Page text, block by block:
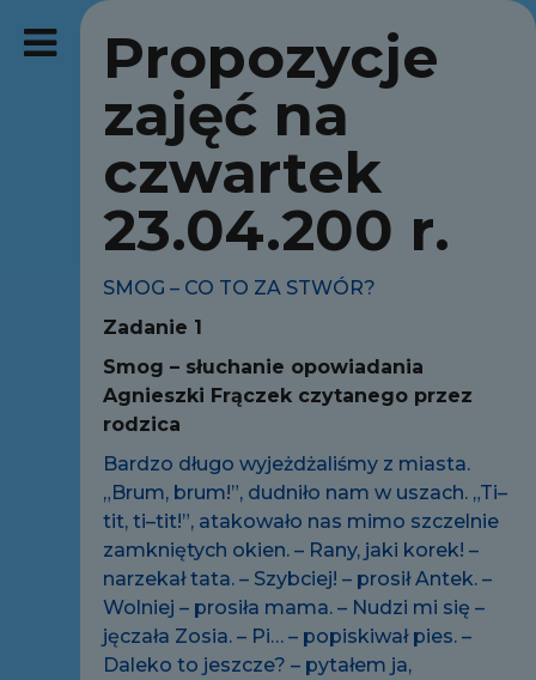
Propozycje
zajęć na
czwartek
23.04.200 r.
SMOG – CO TO ZA STWÓR?
Zadanie 1
Smog – słuchanie opowiadania
Agnieszki Frączek czytanego przez
rodzica
Bardzo długo wyjeżdżaliśmy z miasta.
„Brum, brum!”, dudniło nam w uszach. „Ti–
tit, ti–tit!”, atakowało nas mimo szczelnie
zamkniętych okien. – Rany, jaki korek! –
narzekał tata. – Szybciej! – prosił Antek. –
Wolniej – prosiła mama. – Nudzi mi się –
jęczała Zosia. – Pi… – popiskiwał pies. –
Daleko to jeszcze? – pytałem ja,